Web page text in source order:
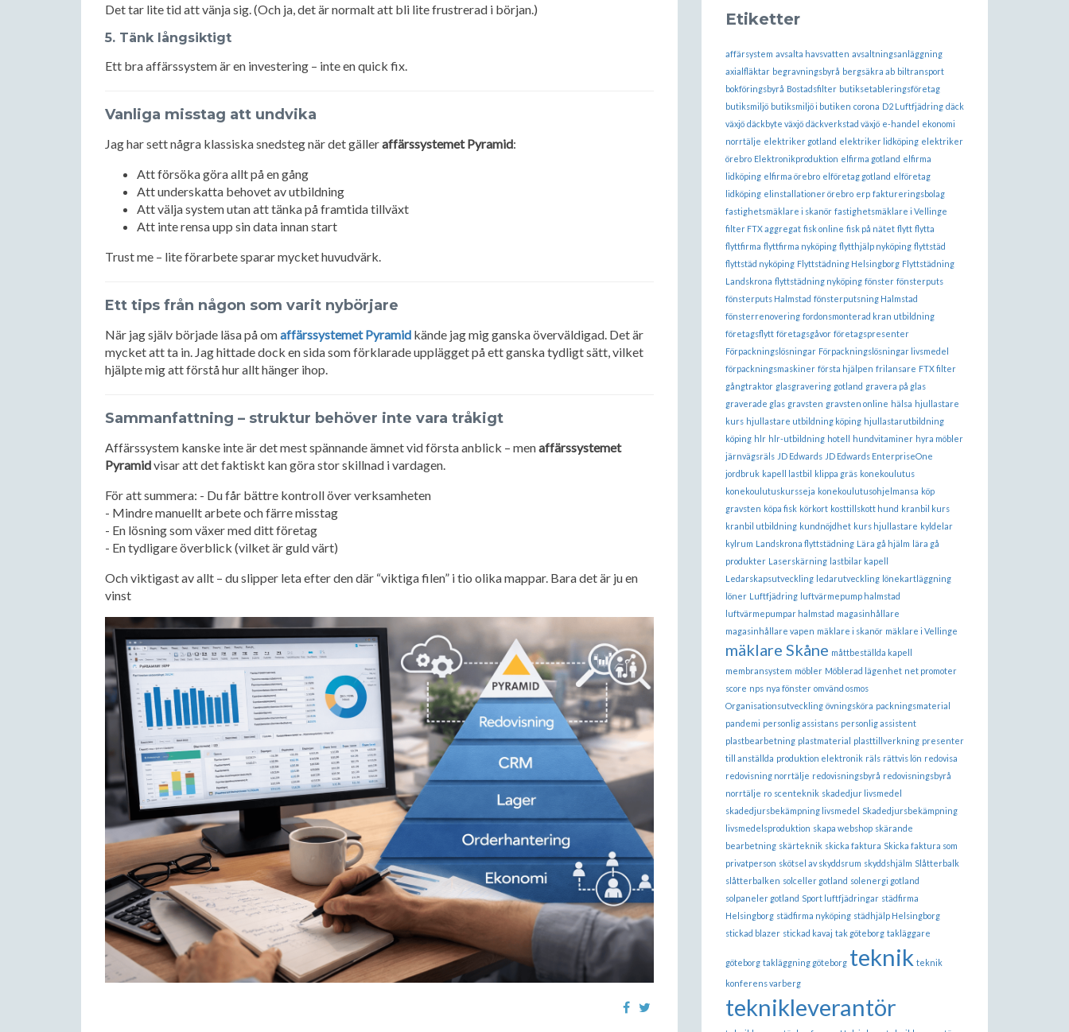
Det tar lite tid att vänja sig. (Och ja, det är normalt att bli lite frustrerad i början.)
5. Tänk långsiktigt
Ett bra affärssystem är en investering – inte en quick fix.
Vanliga misstag att undvika
Jag har sett några klassiska snedsteg när det gälleraffärssystemet Pyramid:
Att försöka göra allt på en gång
Att underskatta behovet av utbildning
Att välja system utan att tänka på framtida tillväxt
Att inte rensa upp sin data innan start
Trust me – lite förarbete sparar mycket huvudvärk.
Ett tips från någon som varit nybörjare
När jag själv började läsa på omaffärssystemet Pyramid kände jag mig ganska överväldigad. Det är
mycket att ta in. Jag hittade dock en sida som förklarade upplägget på ett ganska tydligt sätt, vilket
hjälpte mig att förstå hur allt hänger ihop.
Sammanfattning – struktur behöver inte vara tråkigt
Affärssystem kanske inte är det mest spännande ämnet vid första anblick – menaffärssystemet
Pyramidvisar att det faktiskt kan göra stor skillnad i vardagen.
För att summera: - Du får bättre kontroll över verksamheten
- Mindre manuellt arbete och färre misstag
- En lösning som växer med ditt företag
- En tydligare överblick (vilket är guld värt)
Och viktigast av allt – du slipper leta efter den där “viktiga filen” i tio olika mappar. Bara det är ju en
vinst
Etiketter
affärsystem avsalta havsvatten avsaltningsanläggning
axialfläktar begravningsbyrå bergsäkra ab biltransport
bokföringsbyrå Bostadsfilter butiksetableringsföretag
butiksmiljö butiksmiljö i butiken corona D2 Luftfjädring däck
växjö däckbyte växjö däckverkstad växjö e-handel ekonomi
norrtälje elektriker gotland elektriker lidköping elektriker
örebro Elektronikproduktion elfirma gotland elfirma
lidköping elfirma örebro elföretag gotland elföretag
lidköping elinstallationer örebro erp faktureringsbolag
fastighetsmäklare i skanör fastighetsmäklare i Vellinge
filter FTX aggregat fisk online fisk på nätet flytt flytta
flyttfirma flyttfirma nyköping flytthjälp nyköping flyttstäd
flyttstäd nyköping Flyttstädning Helsingborg Flyttstädning
Landskrona flyttstädning nyköping fönster fönsterputs
fönsterputs Halmstad fönsterputsning Halmstad
fönsterrenovering fordonsmonterad kran utbildning
företagsflytt företagsgåvor företagspresenter
Förpackningslösningar Förpackningslösningar livsmedel
förpackningsmaskiner första hjälpen frilansare FTX filter
gångtraktor glasgravering gotland gravera på glas
graverade glas gravsten gravsten online hälsa hjullastare
kurs hjullastare utbildning köping hjullastarutbildning
köping hlr hlr-utbildning hotell hundvitaminer hyra möbler
järnvägsräls JD Edwards JD Edwards EnterpriseOne
jordbruk kapell lastbil klippa gräs konekoulutus
konekoulutuskursseja konekoulutusohjelmansa köp
gravsten köpa fisk körkort kosttillskott hund kranbil kurs
kranbil utbildning kundnöjdhet kurs hjullastare kyldelar
kylrum Landskrona flyttstädning Lära gå hjälm lära gå
produkter Laserskärning lastbilar kapell
Ledarskapsutveckling ledarutveckling lönekartläggning
löner Luftfjädring luftvärmepump halmstad
luftvärmepumpar halmstad magasinhållare
magasinhållare vapen mäklare i skanör mäklare i Vellinge
mäklare Skåne måttbeställda kapell
membransystem möbler Möblerad lägenhet net promoter
score nps nya fönster omvänd osmos
Organisationsutveckling övningsköra packningsmaterial
pandemi personlig assistans personlig assistent
plastbearbetning plastmaterial plasttillverkning presenter
till anställda produktion elektronik räls rättvis lön redovisa
redovisning norrtälje redovisningsbyrå redovisningsbyrå
norrtälje ro scenteknik skadedjur livsmedel
skadedjursbekämpning livsmedel Skadedjursbekämpning
livsmedelsproduktion skapa webshop skärande
bearbetning skärteknik skicka faktura Skicka faktura som
privatperson skötsel av skyddsrum skyddshjälm Slåtterbalk
slåtterbalken solceller gotland solenergi gotland
solpaneler gotland Sport luftfjädringar städfirma
Helsingborg städfirma nyköping städhjälp Helsingborg
stickad blazer stickad kavaj tak göteborg takläggare
göteborg takläggning göteborg teknik teknik
konferens varberg
teknikleverantör